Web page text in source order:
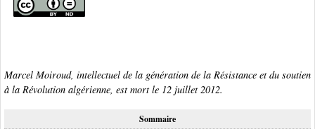
Marcel Moiroud, intellectuel de la génération de la Résistance et du soutien
à la Révolution algérienne, est mort le 12 juillet 2012.
Sommaire